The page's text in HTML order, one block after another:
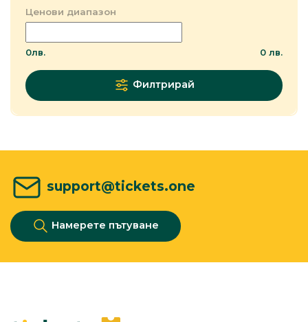
Ценови диапазон
0лв. 0 лв.
Филтрирай
support@tickets.one
Намерете пътуване